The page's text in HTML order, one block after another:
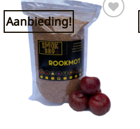
Aanbieding!
Toevoegen
verlanglijst